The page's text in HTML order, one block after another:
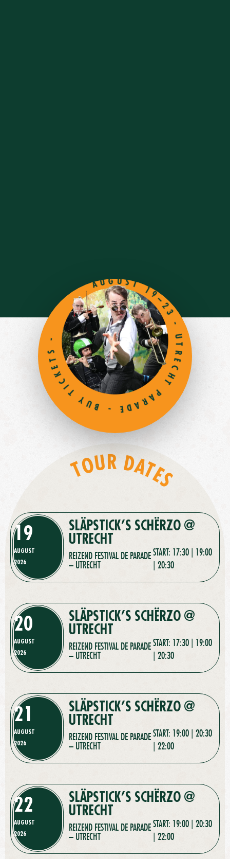
AUGUST 19–23 - UTRECHT PARADE - BUY TICKETS -
TOUR DATES
19
AUGUST
2026
SLÄPSTICK’S SCHËRZO @
UTRECHT
REIZEND FESTIVAL DE PARADE
– UTRECHT
START: 17:30 | 19:00
| 20:30
20
AUGUST
2026
SLÄPSTICK’S SCHËRZO @
UTRECHT
REIZEND FESTIVAL DE PARADE
– UTRECHT
START: 17:30 | 19:00
| 20:30
21
AUGUST
2026
SLÄPSTICK’S SCHËRZO @
UTRECHT
REIZEND FESTIVAL DE PARADE
– UTRECHT
START: 19:00 | 20:30
| 22:00
22
AUGUST
2026
SLÄPSTICK’S SCHËRZO @
UTRECHT
REIZEND FESTIVAL DE PARADE
– UTRECHT
START: 19:00 | 20:30
| 22:00